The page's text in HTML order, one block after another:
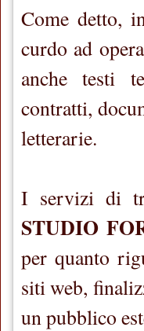
Come detto,
curdo ad
anche testi
contratti,
letterarie.
I servizi di
STUDIO
per quanto
siti web,
un pubblico